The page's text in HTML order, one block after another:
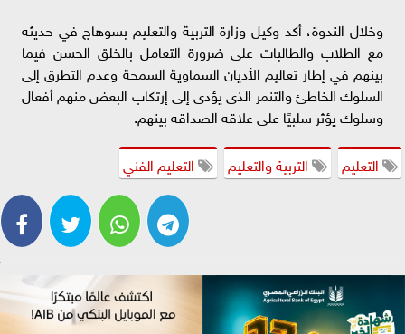
وخلال الندوة، أكد وكيل وزارة التربية والتعليم بسوهاج في حديثه
مع الطلاب والطالبات على ضرورة التعامل بالخلق الحسن فيما
بينهم في إطار تعاليم الأديان السماوية السمحة وعدم التطرق إلى
السلوك الخاطئ والتنمر الذى يؤدى إلى إرتكاب البعض منهم أفعال
وسلوك يؤثر سلبيًا على علاقه الصداقه بينهم.
التعليم
التربية والتعليم التعليم الفني